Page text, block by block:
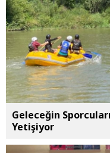
Geleceğin
Yetişiyor